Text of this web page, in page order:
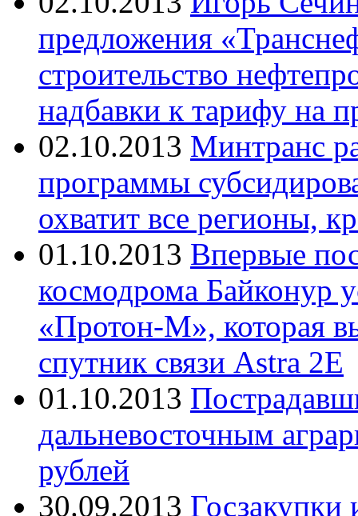
предложения
строительство
надбавки к тарифу на
02.10.2013 Минтранс
программы
охватит все регионы,
01.10.2013 Впервые
космодрома Байконур
«Протон-М», которая
спутник связи Astra 2E
01.10.2013
дальневосточным
рублей
30.09.2013